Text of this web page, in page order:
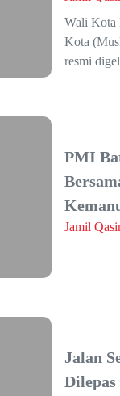
Wali Kota
Kota
resmi
PMI
Jamil
Jalan